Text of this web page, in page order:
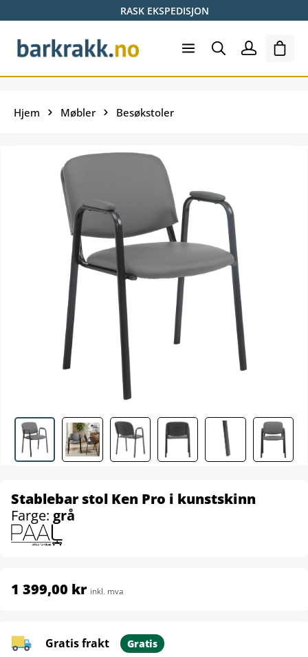
RASK EKSPEDISJON
Hjem Møbler Besøkstoler
Stablebar stol Ken Pro i kunstskinn
Farge: grå
1 399,00 kr inkl. mva
Gratis frakt Gratis